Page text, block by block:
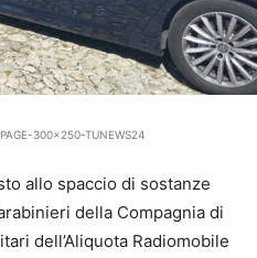
300x250-TUNEWS24
allo spaccio di sostanze
della Compagnia di
dell’Aliquota Radiomobile